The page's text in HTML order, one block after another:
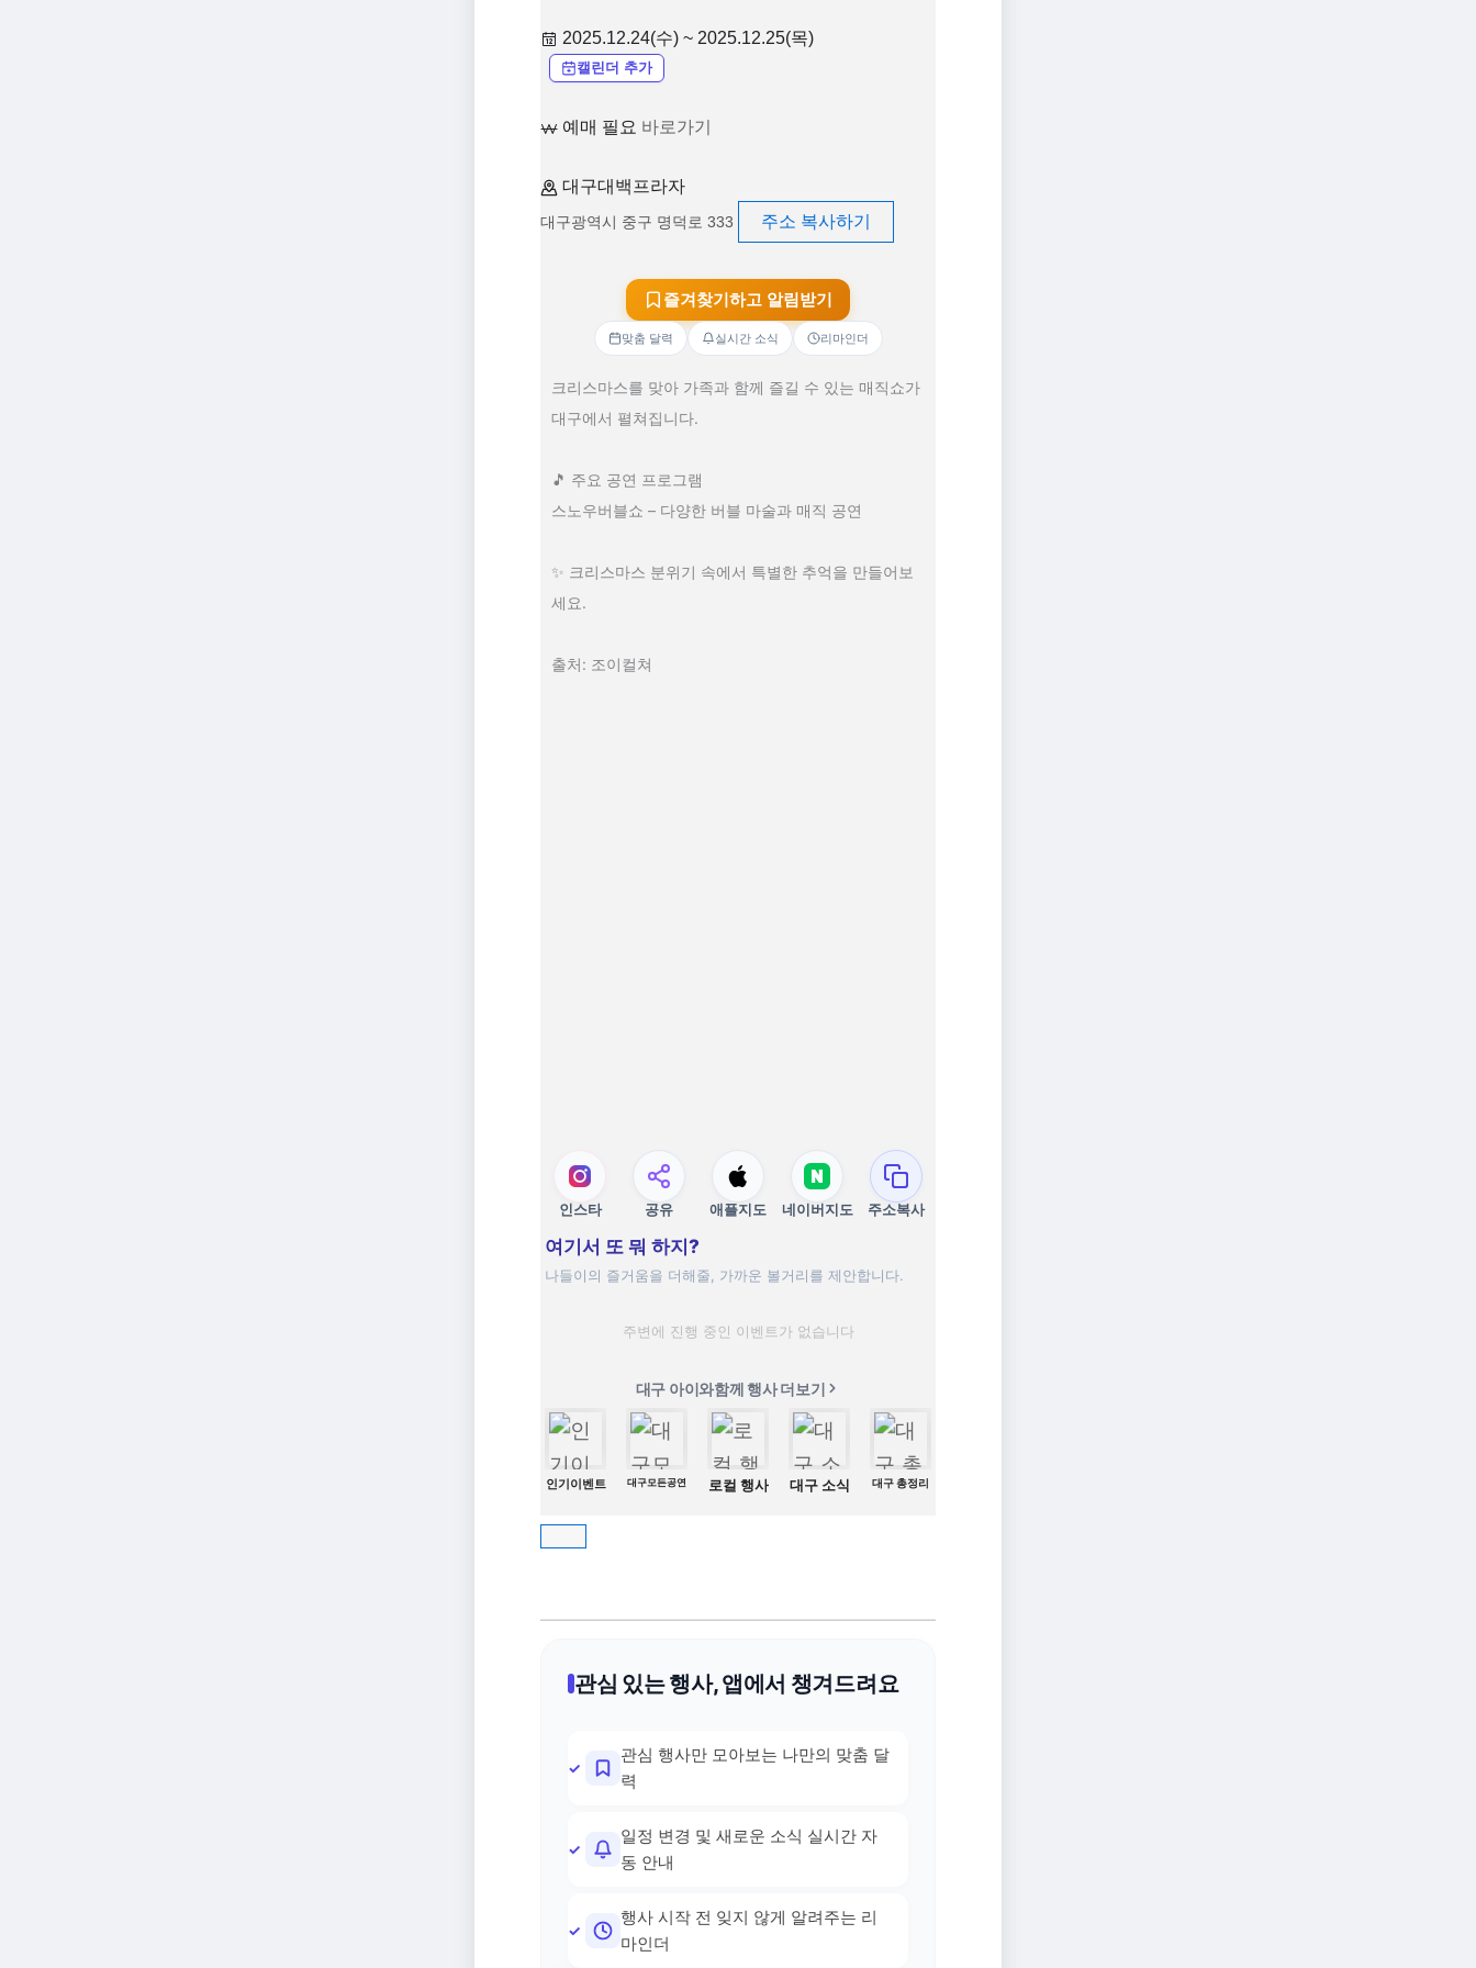
2025.12.24(수) ~ 2025.12.25(목)
캘린더 추가
예매 필요 바로가기
대구대백프라자
대구광역시 중구 명덕로 333 주소 복사하기
즐겨찾기하고 알림받기
맞춤 달력 실시간 소식 리마인더
크리스마스를 맞아 가족과 함께 즐길 수 있는 매직쇼가
대구에서 펼쳐집니다.
🎵 주요 공연 프로그램
스노우버블쇼 – 다양한 버블 마술과 매직 공연
✨ 크리스마스 분위기 속에서 특별한 추억을 만들어보
세요.
출처: 조이컬쳐
인스타 공유 애플지도 네이버지도 주소복사
여기서 또 뭐 하지?
나들이의 즐거움을 더해줄, 가까운 볼거리를 제안합니다.
주변에 진행 중인 이벤트가 없습니다
대구 아이와함께 행사 더보기
인기이벤트 대구모든공연 로컬 행사 대구 소식 대구 총정리
관심 있는 행사, 앱에서 챙겨드려요
관심 행사만 모아보는 나만의 맞춤 달
력
일정 변경 및 새로운 소식 실시간 자
동 안내
행사 시작 전 잊지 않게 알려주는 리
마인더